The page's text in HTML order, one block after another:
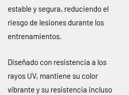
estable y segura, reduciendo el
riesgo de lesiones durante los
entrenamientos.
Diseñado con resistencia a los
rayos UV, mantiene su color
vibrante y su resistencia incluso